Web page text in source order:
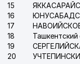
15
16
17
18
19
20